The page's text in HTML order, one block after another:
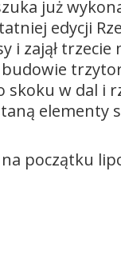
już
edycji
i zajął
budowie
w dal i
elementy
początku